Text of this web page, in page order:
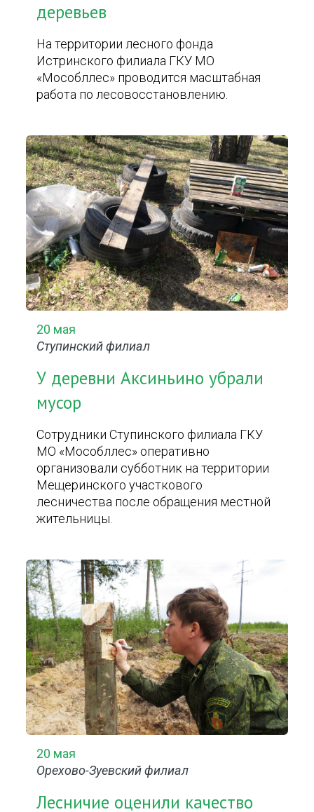
деревьев
На территории лесного фонда
Истринского филиала ГКУ МО
«Мособллес» проводится масштабная
работа по лесовосстановлению.
20 мая
Ступинский филиал
У деревни Аксиньино убрали
мусор
Сотрудники Ступинского филиала ГКУ
МО «Мособллес» оперативно
организовали субботник на территории
Мещеринского участкового
лесничества после обращения местной
жительницы.
20 мая
Орехово-Зуевский филиал
Лесничие оценили качество